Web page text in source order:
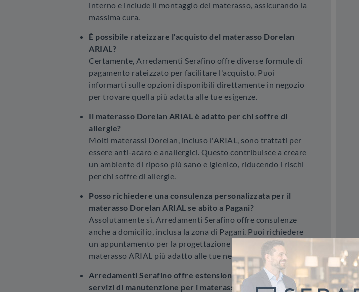
interno e include il montaggio del materasso, assicurando la
massima cura.
È possibile rateizzare l'acquisto del materasso Dorelan
ARIAL?
Certamente, Arredamenti Serafino offre diverse formule di
pagamento rateizzato per facilitare l'acquisto. Puoi
informarti sulle opzioni disponibili direttamente in negozio
per trovare quella più adatta alle tue esigenze.
Il materasso Dorelan ARIAL è adatto per chi soffre di
allergie?
Molti materassi Dorelan, incluso l'ARIAL, sono trattati per
essere anti-acaro e anallergici. Questo contribuisce a creare
un ambiente di riposo più sano e igienico, riducendo i rischi
per chi soffre di allergie.
Posso richiedere una consulenza personalizzata per il
materasso Dorelan ARIAL se abito a Pagani?
Assolutamente sì, Arredamenti Serafino offre consulenze
anche a domicilio, inclusa la zona di Pagani. Puoi richiedere
un appuntamento per la progettazione e per scegliere il
materasso ARIAL più adatto alle tue necessità.
Arredamenti Serafino offre estensioni di garanzia o
servizi di manutenzione per i materassi?